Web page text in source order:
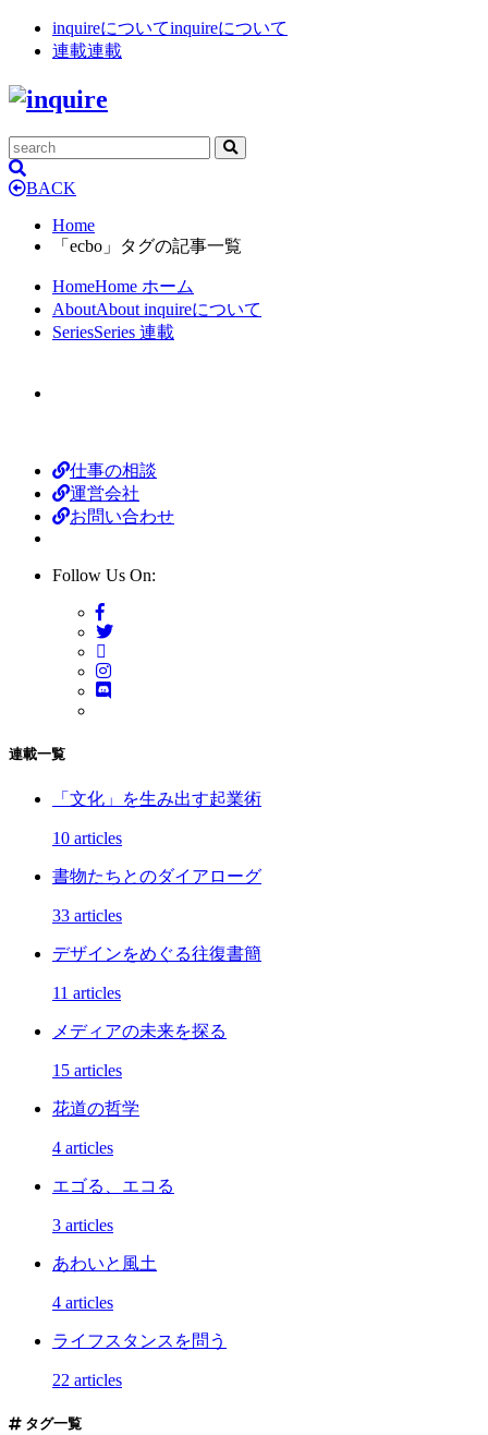
inquireについてinquireについて
連載連載
BACK
Home
「ecbo」タグの記事一覧
HomeHome ホーム
AboutAbout inquireについて
SeriesSeries 連載
仕事の相談
運営会社
お問い合わせ
Follow Us On:
連載一覧
「文化」を生み出す起業術
10 articles
書物たちとのダイアローグ
33 articles
デザインをめぐる往復書簡
11 articles
メディアの未来を探る
15 articles
花道の哲学
4 articles
エゴる、エコる
3 articles
あわいと風土
4 articles
ライフスタンスを問う
22 articles
タグ一覧